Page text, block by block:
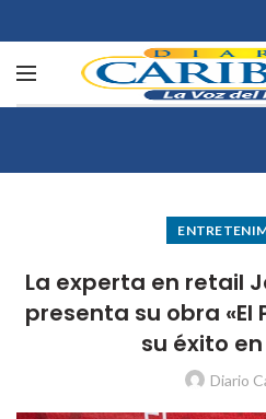
La experta en retail
presenta su obra «El
su éxito en
Diario